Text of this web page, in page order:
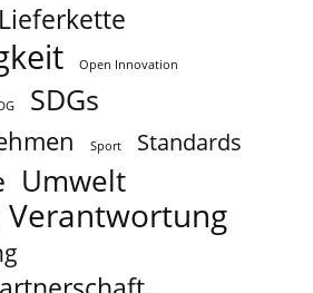
Lieferkette
Open Innovation
SDGs
Sport Standards
Umwelt
Verantwortung